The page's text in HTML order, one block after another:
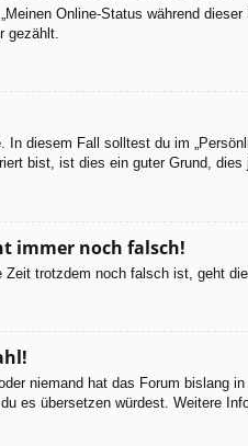
Online-Status während
gezählt.
diesem Fall solltest du im
bist, ist dies ein guter Grund,
immer noch falsch!
trotzdem noch falsch ist, geht
niemand hat das Forum
es übersetzen würdest. Weitere